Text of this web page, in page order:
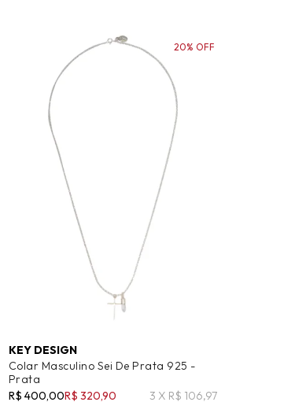
KEY DESIGN
Colar Masculino Sei De Prata 925 -
Prata
R$ 400,00R$ 320,90 3 X R$ 106,97
20% OFF